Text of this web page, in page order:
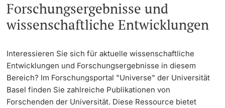
Forschungsergebnisse und
wissenschaftliche Entwicklungen
Interessieren Sie sich für aktuelle wissenschaftliche
Entwicklungen und Forschungsergebnisse in diesem
Bereich? Im Forschungsportal "Universe" der Universität
Basel finden Sie zahlreiche Publikationen von
Forschenden der Universität. Diese Ressource bietet